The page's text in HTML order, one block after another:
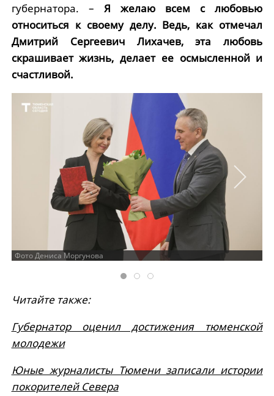
губернатора. – Я желаю всем с любовью
относиться к своему делу. Ведь, как отмечал
Дмитрий Сергеевич Лихачев, эта любовь
скрашивает жизнь, делает ее осмысленной и
счастливой.
Фото Дениса Моргунова
Читайте также:
Губернатор оценил достижения тюменской
молодежи
Юные журналисты Тюмени записали истории
покорителей Севера